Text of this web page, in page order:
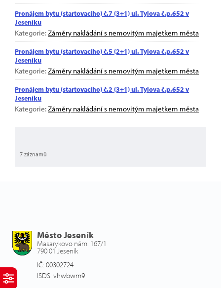
Pronájem bytu (startovacího) č.7 (3+1) ul. Tylova č.p.652 v
Jeseníku
Kategorie:Záměry nakládání s nemovitým majetkem města
Pronájem bytu (startovacího) č.5 (2+1) ul. Tylova č.p.652 v
Jeseníku
Kategorie:Záměry nakládání s nemovitým majetkem města
Pronájem bytu (startovacího) č.2 (3+1) ul. Tylova č.p.652 v
Jeseníku
Kategorie:Záměry nakládání s nemovitým majetkem města
7 záznamů
Město Jeseník
Masarykovo nám. 167/1
790 01 Jeseník
IČ: 00302724
ISDS: vhwbwm9